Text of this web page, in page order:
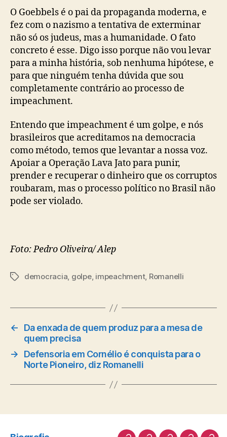
O Goebbels é o pai da propaganda moderna, e
fez com o nazismo a tentativa de exterminar
não só os judeus, mas a humanidade. O fato
concreto é esse. Digo isso porque não vou levar
para a minha história, sob nenhuma hipótese, e
para que ninguém tenha dúvida que sou
completamente contrário ao processo de
impeachment.
Entendo que impeachment é um golpe, e nós
brasileiros que acreditamos na democracia
como método, temos que levantar a nossa voz.
Apoiar a Operação Lava Jato para punir,
prender e recuperar o dinheiro que os corruptos
roubaram, mas o processo político no Brasil não
pode ser violado.
Foto: Pedro Oliveira/ Alep
Tagsdemocracia, golpe, impeachment, Romanelli
←
Da enxada de quem produz para a mesa de
quem precisa
→
Defensoria em Cornélio é conquista para o
Norte Pioneiro, diz Romanelli